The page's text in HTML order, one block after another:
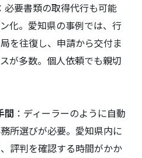
必要書類の取得代行も可能
化。愛知県の事例では、行
を往復し、申請から交付ま
が多数。個人依頼でも親切
間 ：ディーラーのように自動
所選びが必要。愛知県内に
評判を確認する時間がかか